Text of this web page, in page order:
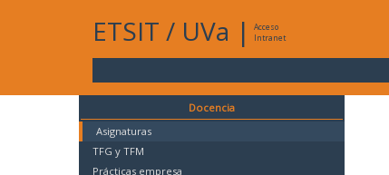
ETSIT / UVa |
Acceso
Intranet
Docencia
Asignaturas
TFG y TFM
Prácticas empresa